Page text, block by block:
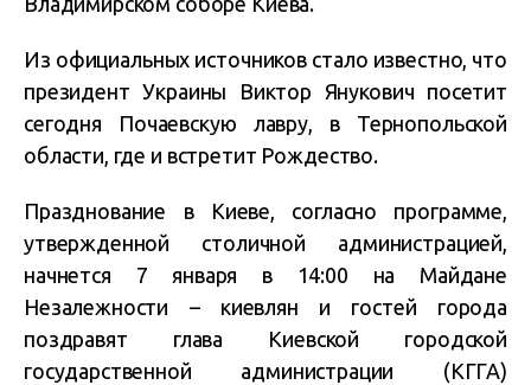
Из официальных источников стало известно, что
президент Украины Виктор Янукович посетит
сегодня Почаевскую лавру, в Тернопольской
области, где и встретит Рождество.
Празднование в Киеве, согласно программе,
утвержденной столичной администрацией,
начнется 7 января в 14:00 на Майдане
Незалежности – киевлян и гостей города
поздравят глава Киевской городской
государственной администрации (КГГА)